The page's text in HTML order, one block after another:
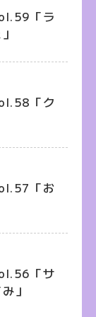
「ラ
「ク
「お
「サ
」